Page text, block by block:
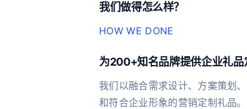
我们做得怎么样？
HOW WE DONE
为200+知名品牌提供企业礼品
我们以融合需求设计、方案策划
和符合企业形象的营销定制礼品。